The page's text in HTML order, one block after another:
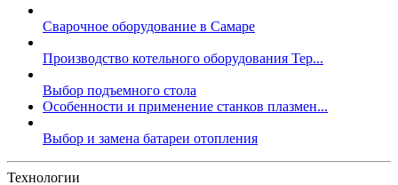
Сварочное оборудование в Самаре
Производство котельного оборудования Тер...
Выбор подъемного стола
Особенности и применение станков плазмен...
Выбор и замена батареи отопления
Технологии